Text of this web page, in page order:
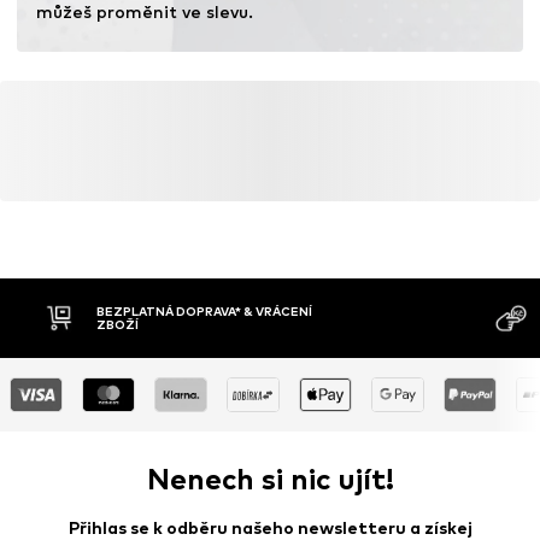
můžeš proměnit ve slevu.
BEZPLATNÁ DOPRAVA* & VRÁCENÍ
ZBOŽÍ
Nenech si nic ujít!
Přihlas se k odběru našeho newsletteru a získej